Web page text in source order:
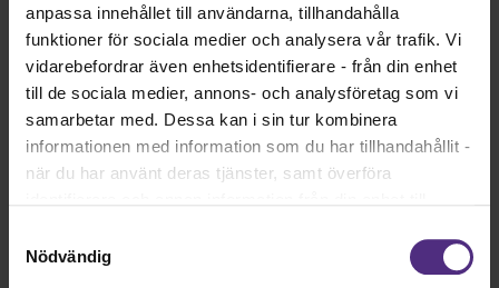
anpassa innehållet till användarna, tillhandahålla
funktioner för sociala medier och analysera vår trafik. Vi
vidarebefordrar även enhetsidentifierare - från din enhet
till de sociala medier, annons- och analysföretag som vi
samarbetar med. Dessa kan i sin tur kombinera
informationen med information som du har tillhandahållit -
när du har använt deras tjänster, samt överföra
Dock har vi lagt in anonymisering av IP-adress i
förhållande till Google Analytics. Du godkänner våra
Nödvändig
Pensionär
Arbetssökande
Bli medlem idag!